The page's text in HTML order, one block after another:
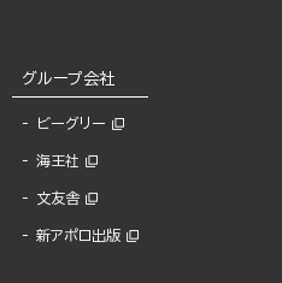
グループ会社
ビーグリー
海王社
文友舎
新アポロ出版